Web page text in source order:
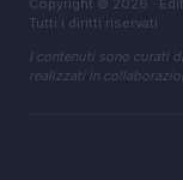
Copyright © 2026 ·
Tutti i diritti riservati
I contenuti sono curati
realizzati in